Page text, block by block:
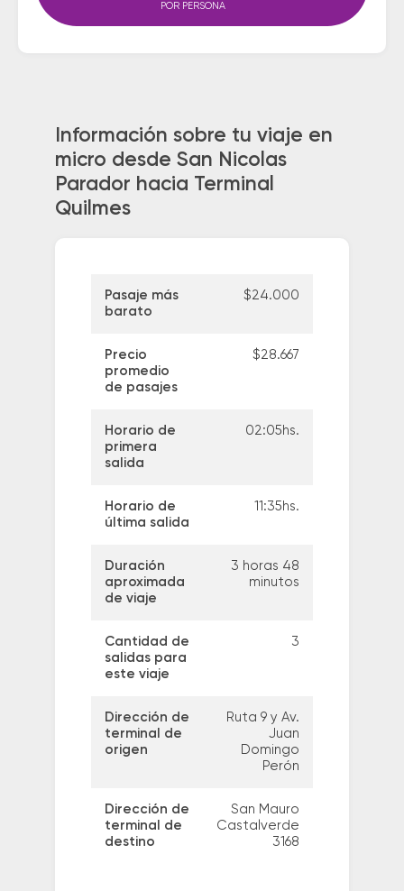
POR PERSONA
Información sobre tu viaje en
micro desde San Nicolas
Parador hacia Terminal
Quilmes
Pasaje más
barato
$24.000
Precio
promedio
de pasajes
$28.667
Horario de
primera
salida
02:05hs.
Horario de
última salida
11:35hs.
Duración
aproximada
de viaje
3 horas 48
minutos
Cantidad de
salidas para
este viaje
3
Dirección de
terminal de
origen
Ruta 9 y Av.
Juan
Domingo
Perón
Dirección de
terminal de
destino
San Mauro
Castalverde
3168